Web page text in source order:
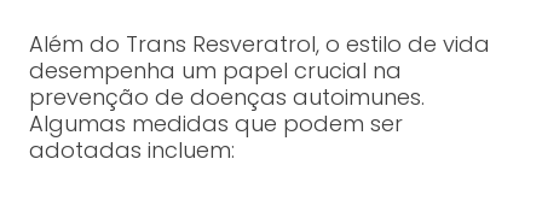
Além do Trans Resveratrol, o estilo de vida
desempenha um papel crucial na
prevenção de doenças autoimunes.
Algumas medidas que podem ser
adotadas incluem: